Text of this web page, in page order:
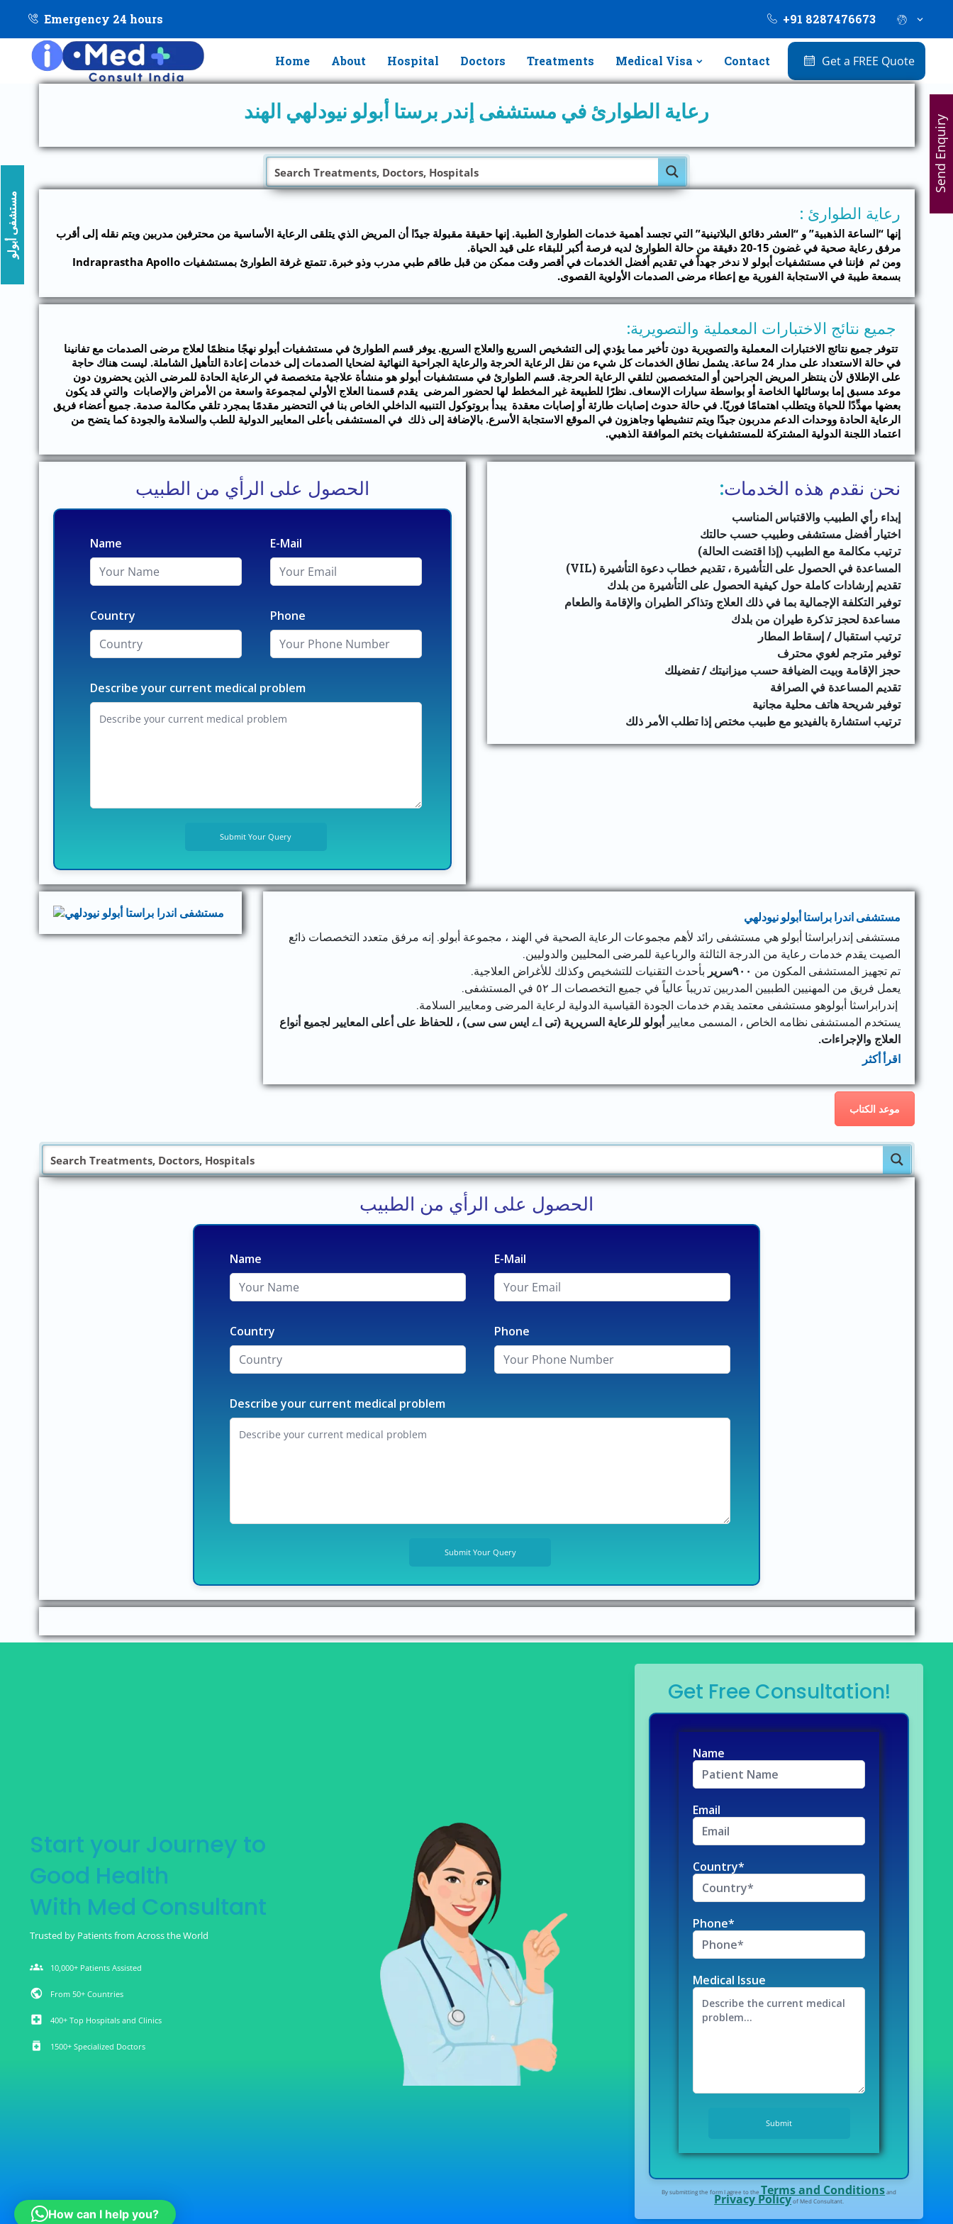
Emergency 24 hours +91 8287476673
Home About Hospital Doctors Treatments Medical Visa Contact Get a FREE Quote
رعاية الطوارئ في مستشفى إندر برستا أبولو نيودلهي الهند
رعاية الطوارئ :
إنها “الساعة الذهبية” و “العشر دقائق البلاتينية” التي تجسد أهمية خدمات الطوارئ الطبية. إنها حقيقة مقبولة جيدًا أن المريض الذي يتلقى الرعاية الأساسية من محترفين مدربين ويتم نقله إلى أقرب
مرفق رعاية صحية في غضون 15-20 دقيقة من حالة الطوارئ لديه فرصة أكبر للبقاء على قيد الحياة.
ومن ثم فإننا في مستشفيات أبولو لا ندخر جهداً في تقديم أفضل الخدمات في أقصر وقت ممكن من قبل طاقم طبي مدرب وذو خبرة. تتمتع غرفة الطوارئ بمستشفيات Indraprastha Apollo
بسمعة طيبة في الاستجابة الفورية مع إعطاء مرضى الصدمات الأولوية القصوى.
جميع نتائج الاختبارات المعملية والتصويرية:
تتوفر جميع نتائج الاختبارات المعملية والتصويرية دون تأخير مما يؤدي إلى التشخيص السريع والعلاج السريع. يوفر قسم الطوارئ في مستشفيات أبولو نهجًا منظمًا لعلاج مرضى الصدمات مع تفانينا
في حالة الاستعداد على مدار 24 ساعة. يشمل نطاق الخدمات كل شيء من نقل الرعاية الحرجة والرعاية الجراحية النهائية لضحايا الصدمات إلى خدمات إعادة التأهيل الشاملة. ليست هناك حاجة
على الإطلاق لأن ينتظر المريض الجراحين أو المتخصصين لتلقي الرعاية الحرجة. قسم الطوارئ في مستشفيات أبولو هو منشأة علاجية متخصصة في الرعاية الحادة للمرضى الذين يحضرون دون
موعد مسبق إما بوسائلها الخاصة أو بواسطة سيارات الإسعاف. نظرًا للطبيعة غير المخطط لها لحضور المرضى يقدم قسمنا العلاج الأولي لمجموعة واسعة من الأمراض والإصابات والتي قد يكون
بعضها مهدِّدًا للحياة ويتطلب اهتمامًا فوريًا. في حالة حدوث إصابات طارئة أو إصابات معقدة يبدأ بروتوكول التنبيه الداخلي الخاص بنا في التحضير مقدمًا بمجرد تلقي مكالمة صدمة. جميع أعضاء فريق
الرعاية الحادة ووحدات الدعم مدربون جيدًا ويتم تنشيطها وجاهزون في الموقع الاستجابة الأسرع. بالإضافة إلى ذلك في المستشفى بأعلى المعايير الدولية للطب والسلامة والجودة كما يتضح من
اعتماد اللجنة الدولية المشتركة للمستشفيات بختم الموافقة الذهبي.
الحصول على الرأي من الطبيب
Name E-Mail
Country Phone
Describe your current medical problem
نحن نقدم هذه الخدمات:
إبداء رأي الطبيب والاقتباس المناسب
اختيار أفضل مستشفى وطبيب حسب حالتك
ترتيب مكالمة مع الطبيب (إذا اقتضت الحالة)
المساعدة في الحصول على التأشيرة ، تقديم خطاب دعوة التأشيرة (VIL)
تقديم إرشادات كاملة حول كيفية الحصول على التأشيرة من بلدك
توفير التكلفة الإجمالية بما في ذلك العلاج وتذاكر الطيران والإقامة والطعام
مساعدة لحجز تذكرة طيران من بلدك
ترتيب استقبال / إسقاط المطار
توفير مترجم لغوي محترف
حجز الإقامة وبيت الضيافة حسب ميزانيتك / تفضيلك
تقديم المساعدة في الصرافة
توفير شريحة هاتف محلية مجانية
ترتيب استشارة بالفيديو مع طبيب مختص إذا تطلب الأمر ذلك
مستشفى اندرا براستا أبولو نيودلهي
مستشفى إندرابراسثا أبولو هي مستشفى رائد لأهم مجموعات الرعاية الصحية في الهند ، مجموعة أبولو. إنه مرفق متعدد التخصصات ذائع
الصيت يقدم خدمات رعاية من الدرجة الثالثة والرباعية للمرضى المحليين والدوليين.
تم تجهيز المستشفى المكون من ٩٠٠سرير بأحدث التقنيات للتشخيص وكذلك للأغراض العلاجية.
يعمل فريق من المهنيين الطبيين المدربين تدريباً عالياً في جميع التخصصات الـ ٥٢ في المستشفى.
إندرابراسثا أبولوهو مستشفى معتمد يقدم خدمات الجودة القياسية الدولية لرعاية المرضى ومعايير السلامة.
يستخدم المستشفى نظامه الخاص ، المسمى معايير أبولو للرعاية السريرية (تی اے ایس سی سی) ، للحفاظ على أعلى المعايير لجميع أنواع
العلاج والإجراءات.
اقرأ أكثر
موعد الكتاب
الحصول على الرأي من الطبيب
Name E-Mail
Country Phone
Describe your current medical problem
مستشفى أبولو
Start your Journey to
Good Health
With Med Consultant
Trusted by Patients from Across the World
groups 10,000+ Patients Assisted
public From 50+ Countries
local_hospital 400+ Top Hospitals and Clinics
medication 1500+ Specialized Doctors
Get Free Consultation!
Name
Email
Country*
Phone*
Medical Issue
By submitting the form I agree to the Terms and Conditions and
Privacy Policyof Med Consultant.
Send Enquiry
How can I help you?